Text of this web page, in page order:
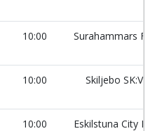
10:00 Surahammars FK
10:00 Skiljebo SK:VIT
10:00 Eskilstuna City FK